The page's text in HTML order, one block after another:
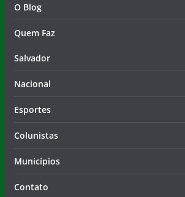
O Blog
Quem Faz
Salvador
Nacional
Esportes
Colunistas
Municípios
Contato